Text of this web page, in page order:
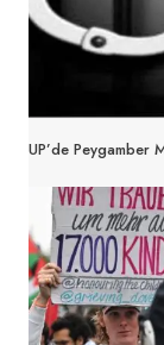
UP’de Peygamber